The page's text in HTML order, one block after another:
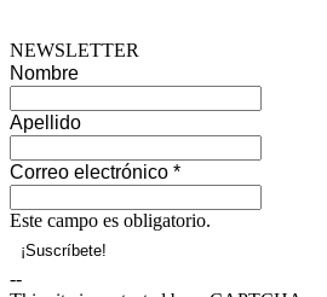
NEWSLETTER
Nombre
Apellido
Correo electrónico *
Este campo es obligatorio.
--